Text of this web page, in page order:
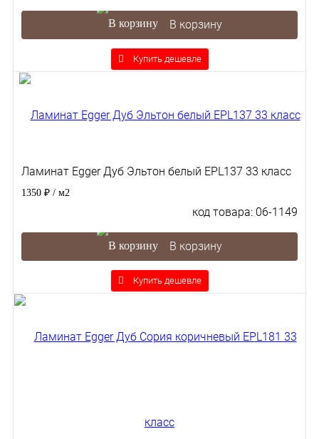
В корзину
Купить дешевле
Ламинат Egger Дуб Эльтон белый EPL137 33 класс
1350 ₽ / м2
код товара: 06-1149
В корзину
Купить дешевле